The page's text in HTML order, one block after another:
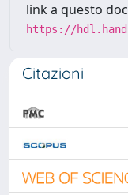
link a questo
https://
Citazioni